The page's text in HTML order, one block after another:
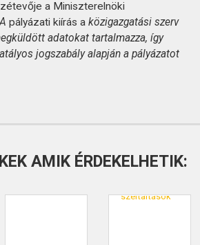
a Miniszterelnöki
A pályázati kiírás a közigazgatási szerv
adatokat tartalmazza, így
jogszabály alapján a pályázatot
AMIK ÉRDEKELHETIK: